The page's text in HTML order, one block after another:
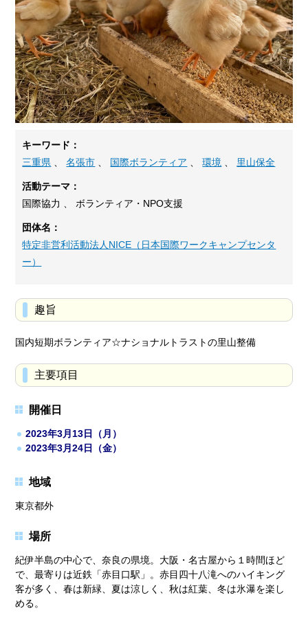
キーワード：
三重県 、名張市 、 国際ボランティア 、環境 、 里山保全
活動テーマ：
国際協力 、 ボランティア・NPO支援
団体名：
特定非営利活動法人NICE（日本国際ワークキャンプセンタ
ー）
趣旨
国内短期ボランティア☆ナショナルトラストの里山整備
主要項目
開催日
2023年3月13日（月）
2023年3月24日（金）
地域
東京都外
場所
紀伊半島の中心で、奈良の県境。大阪・名古屋から１時間ほど
で、最寄りは近鉄「赤目口駅」。赤目四十八滝へのハイキング
客が多く、春は新緑、夏は涼しく、秋は紅葉、冬は氷瀑を楽し
める。